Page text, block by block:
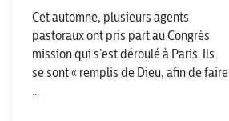
Cet automne, plusieurs agents
pastoraux ont pris part au Congrès
mission qui s’est déroulé à Paris. Ils
se sont « remplis de Dieu, afin de faire
...